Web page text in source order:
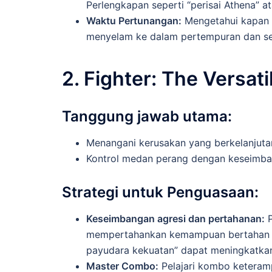
Perlengkapan seperti “perisai Athena”
Waktu Pertunangan: Mengetahui
menyelam ke dalam pertempuran dan
2. Fighter: The
Tanggung jawab utama:
Menangani kerusakan yang
Kontrol medan perang dengan
Strategi untuk Penguasaan:
Keseimbangan agresi dan pertahanan:
mempertahankan kemampuan
payudara kekuatan” dapat
Master Combo: Pelajari kombo